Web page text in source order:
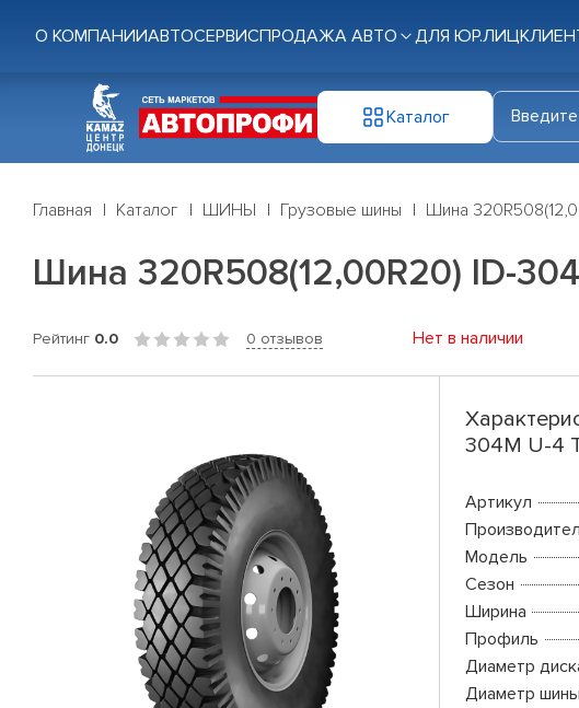
О КОМПАНИИАВТОСЕРВИСПРОДАЖА АВТО ДЛЯ ЮР.ЛИЦ
Каталог
Главная Каталог ШИНЫ Грузовые шины Шина
Шина 320R508(12,00R20) ID-
Рейтинг 0.0 0 отзывов Нет в наличии
304M U-4
Артикул
Модель
Сезон
Ширина
Профиль
Диаметр
Диаметр шины